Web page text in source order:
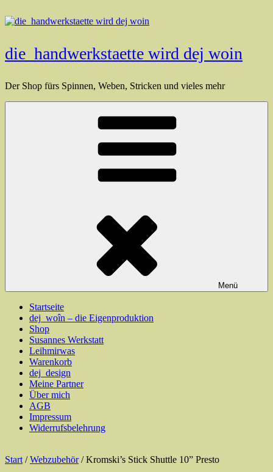
Inhalt
die_handwerkstaette wird dej woin
Der Shop fürs Spinnen, Weben, Stricken und vieles mehr
Menü
Startseite
dej_woîn – die Eigenproduktion
Shop
Susannes Werkstatt
Leihmirwas
Warenkorb
dej_design
Meine Partner
Über mich
AGB
Impressum
Widerrufsbelehrung
Start /Webzubehör/ Kromski’s Stick Shuttle 10” Presto